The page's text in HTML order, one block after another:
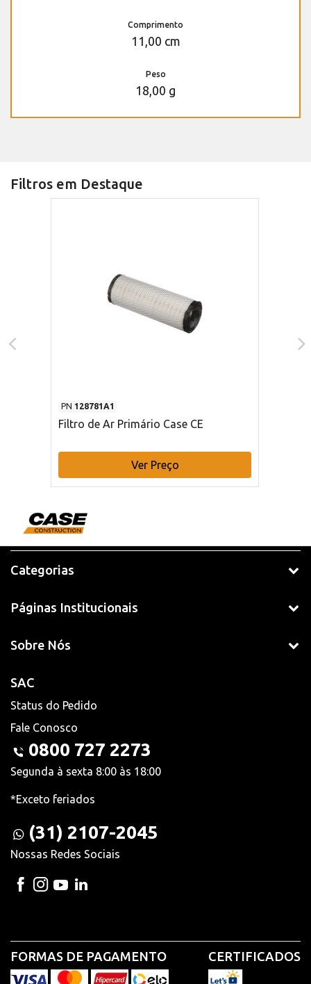
Comprimento
11,00 cm
Peso
18,00 g
Filtros em Destaque
PN 128781A1
Filtro de Ar Primário Case CE
Ver Preço
Categorias
Páginas Institucionais
Sobre Nós
SAC
Status do Pedido
Fale Conosco
0800 727 2273
Segunda à sexta 8:00 às 18:00
*Exceto feriados
(31) 2107-2045
Nossas Redes Sociais
FORMAS DE PAGAMENTO CERTIFICADOS